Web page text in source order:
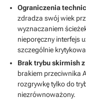
Ograniczenia
zdradza swój wiek
wyznaczaniem
nieporęczny interfejs
szczególnie
Brak trybu skirmish z
brakiem przeciwnika
rozgrywkę tylko do
niezrównoważony.